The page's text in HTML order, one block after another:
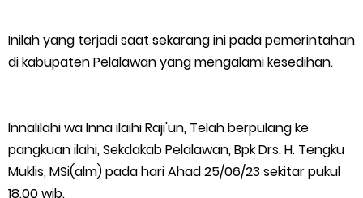
PLN: Hentikan Pemadaman dan Beri Kompensasi
Masyarakat Desa Se- Kecamatan Merbau Datangi PLTG
Melibur
Inilah yang terjadi saat sekarang ini pada pemerintahan
di kabupaten Pelalawan yang mengalami kesedihan.
Innalilahi wa Inna ilaihi Raji'un, Telah berpulang ke
pangkuan ilahi, Sekdakab Pelalawan, Bpk Drs. H. Tengku
Muklis, MSi(alm) pada hari Ahad 25/06/23 sekitar pukul
18.00 wib.